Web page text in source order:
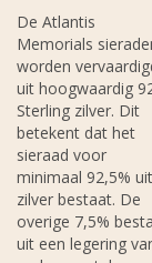
De Atlantis
Memorials
worden
uit hoogwaardig
Sterling zilver. Dit
betekent dat het
sieraad voor
minimaal 92,5% uit
zilver bestaat. De
overige 7,5%
uit een legering